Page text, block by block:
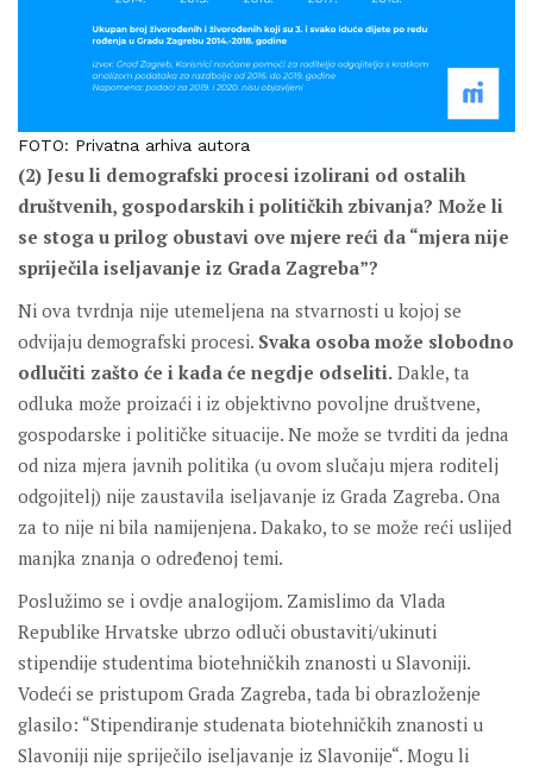
FOTO: Privatna arhiva autora
(2) Jesu li demografski procesi izolirani od ostalih
društvenih, gospodarskih i političkih zbivanja? Može li
se stoga u prilog obustavi ove mjere reći da “mjera nije
spriječila iseljavanje iz Grada Zagreba”?
Ni ova tvrdnja nije utemeljena na stvarnosti u kojoj se
odvijaju demografski procesi. Svaka osoba može slobodno
odlučiti zašto će i kada će negdje odseliti. Dakle, ta
odluka može proizaći i iz objektivno povoljne društvene,
gospodarske i političke situacije. Ne može se tvrditi da jedna
od niza mjera javnih politika (u ovom slučaju mjera roditelj
odgojitelj) nije zaustavila iseljavanje iz Grada Zagreba. Ona
za to nije ni bila namijenjena. Dakako, to se može reći uslijed
manjka znanja o određenoj temi.
Poslužimo se i ovdje analogijom. Zamislimo da Vlada
Republike Hrvatske ubrzo odluči obustaviti/ukinuti
stipendije studentima biotehničkih znanosti u Slavoniji.
Vodeći se pristupom Grada Zagreba, tada bi obrazloženje
glasilo: “Stipendiranje studenata biotehničkih znanosti u
Slavoniji nije spriječilo iseljavanje iz Slavonije“. Mogu li